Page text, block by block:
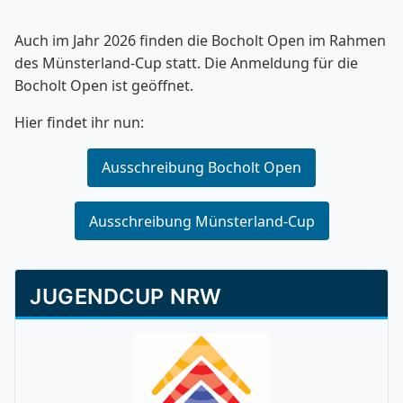
Auch im Jahr 2026 finden die Bocholt Open im Rahmen
des Münsterland-Cup statt. Die Anmeldung für die
Bocholt Open ist geöffnet.
Hier findet ihr nun:
Ausschreibung Bocholt Open
Ausschreibung Münsterland-Cup
JUGENDCUP NRW